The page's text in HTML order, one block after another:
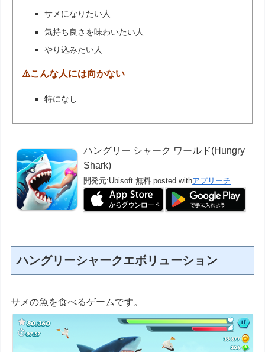
サメになりたい人
気持ち良さを味わいたい人
やり込みたい人
⚠こんな人には向かない
特になし
ハングリー シャーク ワールド(Hungry
Shark)
開発元:Ubisoft 無料 posted withアプリーチ
ハングリーシャークエボリューション
サメの魚を食べるゲームです。